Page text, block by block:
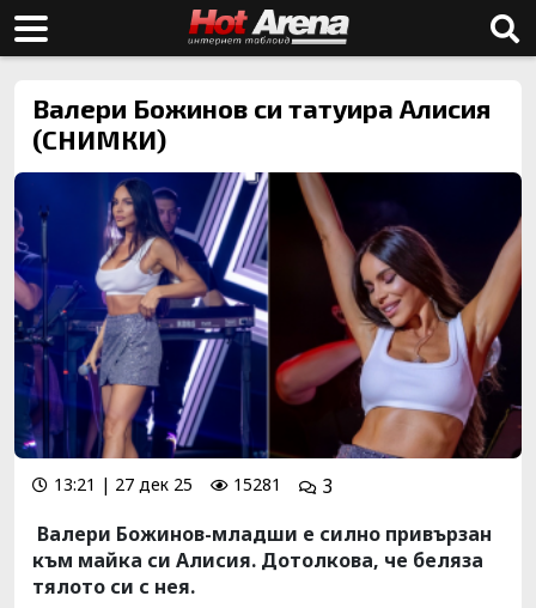
Валери Божинов си татуира Алисия
(СНИМКИ)
13:21 | 27 дек 25 15281
3
Валери Божинов-младши е силно привързан
към майка си Алисия. Дотолкова, че беляза
тялото си с нея.